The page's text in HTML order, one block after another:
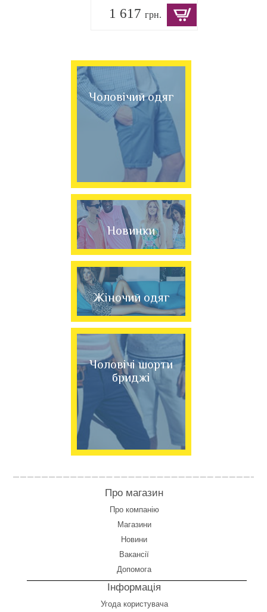
1 617грн.
Чоловічий одяг
Новинки
Жіночий одяг
Чоловічі шорти
бриджі
Про магазин
Про компанію
Магазини
Новини
Вакансії
Допомога
Інформація
Угода користувача